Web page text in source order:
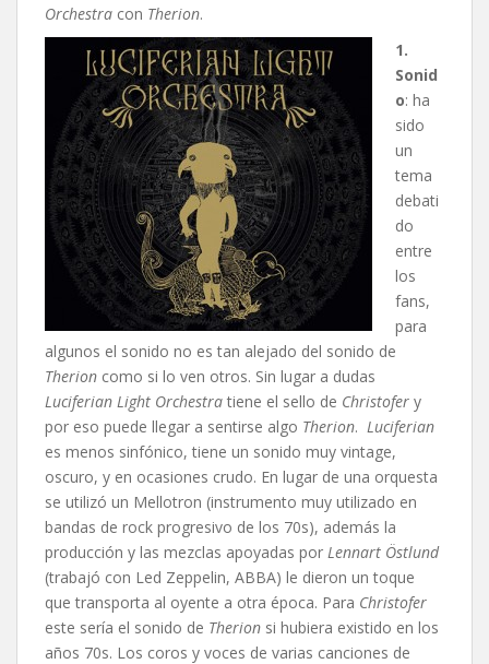
Orchestra con Therion.
1.
Sonid
o: ha
sido
un
tema
debati
do
entre
los
fans,
para
algunos el sonido no es tan alejado del sonido de
Therion como si lo ven otros. Sin lugar a dudas
Luciferian Light Orchestra tiene el sello de Christofer y
por eso puede llegar a sentirse algo Therion. Luciferian
es menos sinfónico, tiene un sonido muy vintage,
oscuro, y en ocasiones crudo. En lugar de una orquesta
se utilizó un Mellotron (instrumento muy utilizado en
bandas de rock progresivo de los 70s), además la
producción y las mezclas apoyadas por Lennart Östlund
(trabajó con Led Zeppelin, ABBA) le dieron un toque
que transporta al oyente a otra época. Para Christofer
este sería el sonido de Therion si hubiera existido en los
años 70s. Los coros y voces de varias canciones de